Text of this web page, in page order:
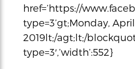
href=’https://
type=3’gt;Monday,
2019lt;/agt;lt;/
type=3′,’width’:552}